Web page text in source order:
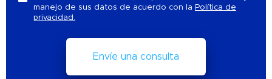
manejo de sus datos de acuerdo con la Política de
privacidad.